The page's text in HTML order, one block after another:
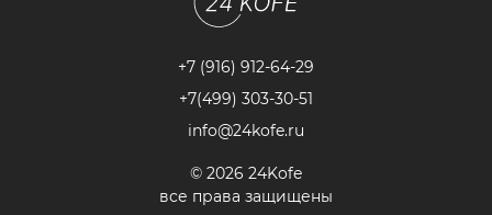
+7 (916) 912-64-29
+7(499) 303-30-51
info@24kofe.ru
© 2026 24Kofe
все права защищены